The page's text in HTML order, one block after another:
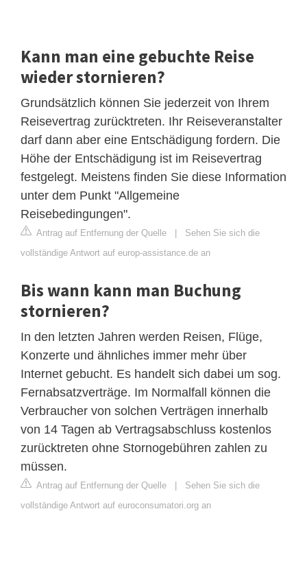
Kann man eine gebuchte Reise
wieder stornieren?
Grundsätzlich können Sie jederzeit von Ihrem
Reisevertrag zurücktreten. Ihr Reiseveranstalter
darf dann aber eine Entschädigung fordern. Die
Höhe der Entschädigung ist im Reisevertrag
festgelegt. Meistens finden Sie diese Information
unter dem Punkt "Allgemeine
Reisebedingungen".
Antrag auf Entfernung der Quelle
Sehen Sie sich die
vollständige Antwort auf europ-assistance.de an
Bis wann kann man Buchung
stornieren?
In den letzten Jahren werden Reisen, Flüge,
Konzerte und ähnliches immer mehr über
Internet gebucht. Es handelt sich dabei um sog.
Fernabsatzverträge. Im Normalfall können die
Verbraucher von solchen Verträgen innerhalb
von 14 Tagen ab Vertragsabschluss kostenlos
zurücktreten ohne Stornogebühren zahlen zu
müssen.
Antrag auf Entfernung der Quelle
Sehen Sie sich die
vollständige Antwort auf euroconsumatori.org an